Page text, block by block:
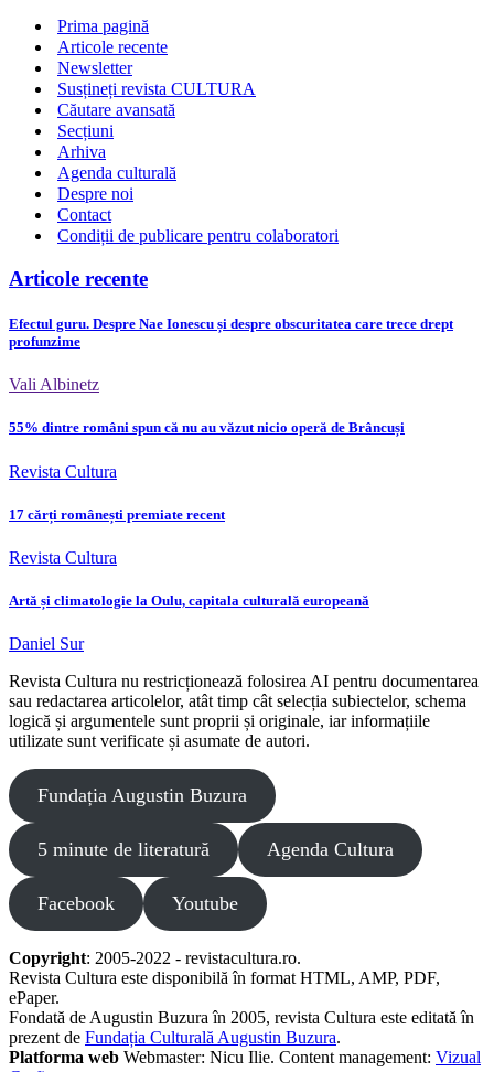
Prima pagină
Articole recente
Newsletter
Susțineți revista CULTURA
Căutare avansată
Secțiuni
Arhiva
Agenda culturală
Despre noi
Contact
Condiții de publicare pentru colaboratori
Articole recente
Efectul guru. Despre Nae Ionescu și despre obscuritatea care trece drept
profunzime
Vali Albinetz
55% dintre români spun că nu au văzut nicio operă de Brâncuși
Revista Cultura
17 cărți românești premiate recent
Revista Cultura
Artă și climatologie la Oulu, capitala culturală europeană
Daniel Sur
Revista Cultura nu restricționează folosirea AI pentru documentarea
sau redactarea articolelor, atât timp cât selecția subiectelor, schema
logică și argumentele sunt proprii și originale, iar informațiile
utilizate sunt verificate și asumate de autori.
Fundația Augustin Buzura
5 minute de literatură Agenda Cultura
Facebook Youtube
Copyright: 2005-2022 - revistacultura.ro.
Revista Cultura este disponibilă în format HTML, AMP, PDF,
ePaper.
Fondată de Augustin Buzura în 2005, revista Cultura este editată în
prezent de Fundația Culturală Augustin Buzura.
Platforma web Webmaster: Nicu Ilie. Content management: Vizual